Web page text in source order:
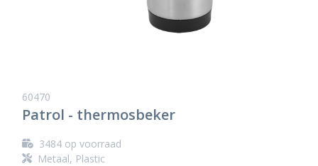
60470
Patrol - thermosbeker
3484op voorraad
Metaal, Plastic